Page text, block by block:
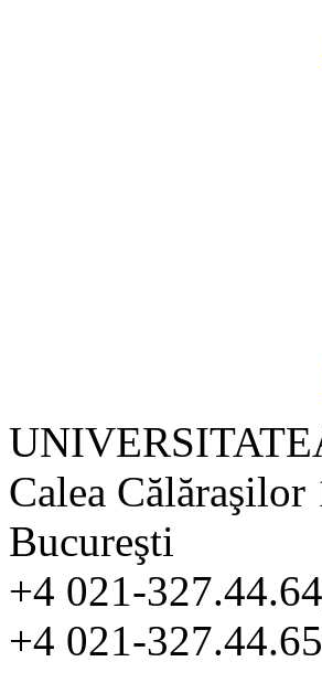
Calea Călăraşilor
Bucureşti
+4 021-
+4 021-